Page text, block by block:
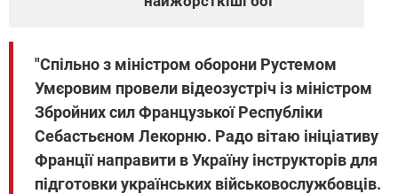
"Спільно з міністром оборони Рустемом
Умєровим провели відеозустріч із міністром
Збройних сил Французької Республіки
Себастьєном Лекорню. Радо вітаю ініціативу
Франції направити в Україну інструкторів для
підготовки українських військовослужбовців.